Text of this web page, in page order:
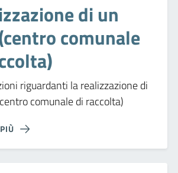
di un
comunale
riguardanti la realizzazione di
comunale di raccolta)